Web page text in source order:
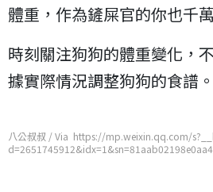
體重，作為鏟屎官的你也千
時刻關注狗狗的體重變化，
據實際情況調整狗狗的食譜。
八公叔叔 / Via https://mp.weixin.qq.com/